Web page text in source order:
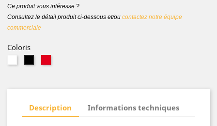
Ce produit vous intéresse ?
Consultez le détail produit ci-dessous et/ou contactez notre équipe
commerciale
Coloris
Description Informations techniques